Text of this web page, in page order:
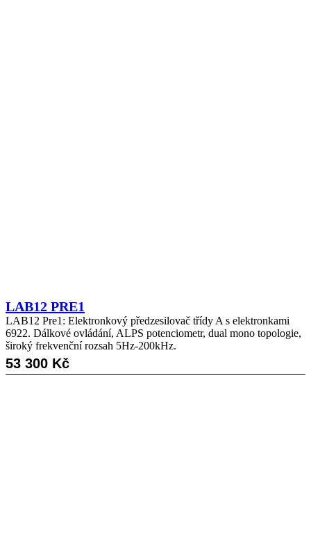
LAB12 PRE1
LAB12 Pre1: Elektronkový předzesilovač třídy A s elektronkami
6922. Dálkové ovládání, ALPS potenciometr, dual mono topologie,
široký frekvenční rozsah 5Hz-200kHz.
53 300 Kč